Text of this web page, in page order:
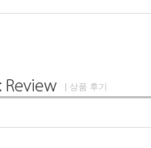
| 상품 후기